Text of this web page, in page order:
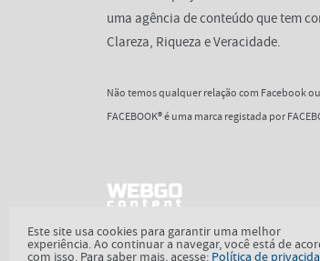
uma agência de conteúdo que tem
Clareza, Riqueza e Veracidade.
Não temos qualquer relação com Facebook
FACEBOOK® é uma marca registada por
Este site usa cookies para garantir uma melhor
experiência. Ao continuar a navegar, você está de
com isso. Para saber mais, acesse: Política de